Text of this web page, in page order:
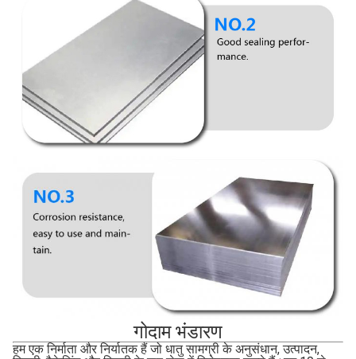
गोदाम भंडारण
हम एक निर्माता और निर्यातक हैं जो धातु सामग्री के अनुसंधान, उत्पादन,